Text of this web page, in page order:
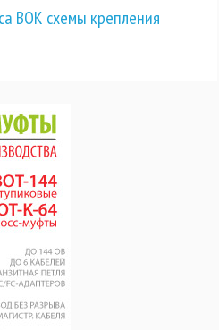
ВОК схемы крепления